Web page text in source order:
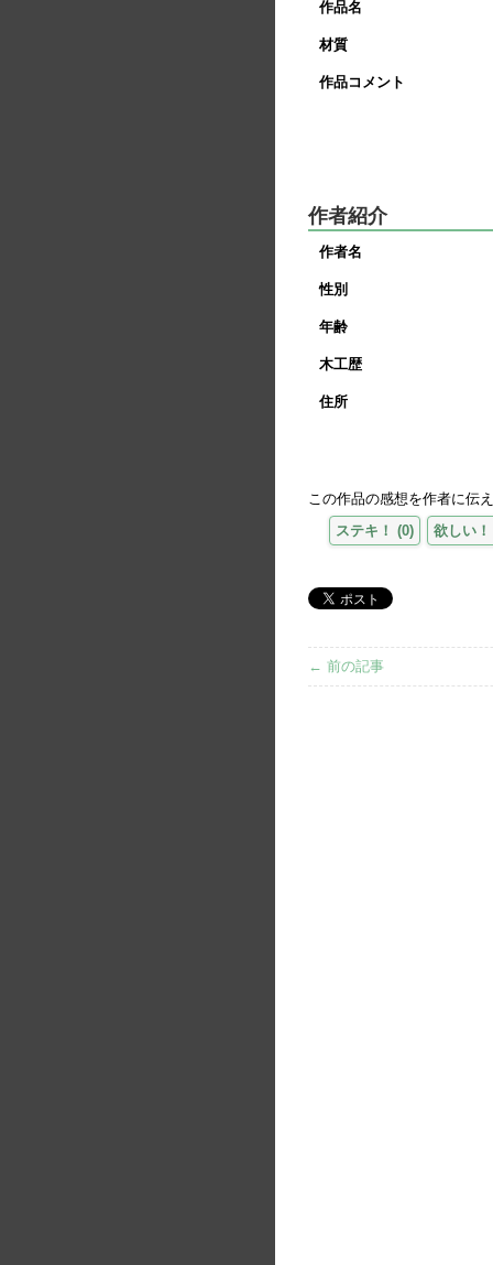
作品名
材質
作品コメント
作者紹介
作者名
性別
年齢
木工歴
住所
この作品の感想を作者に伝
ステキ！ (0) 欲しい！
← 前の記事